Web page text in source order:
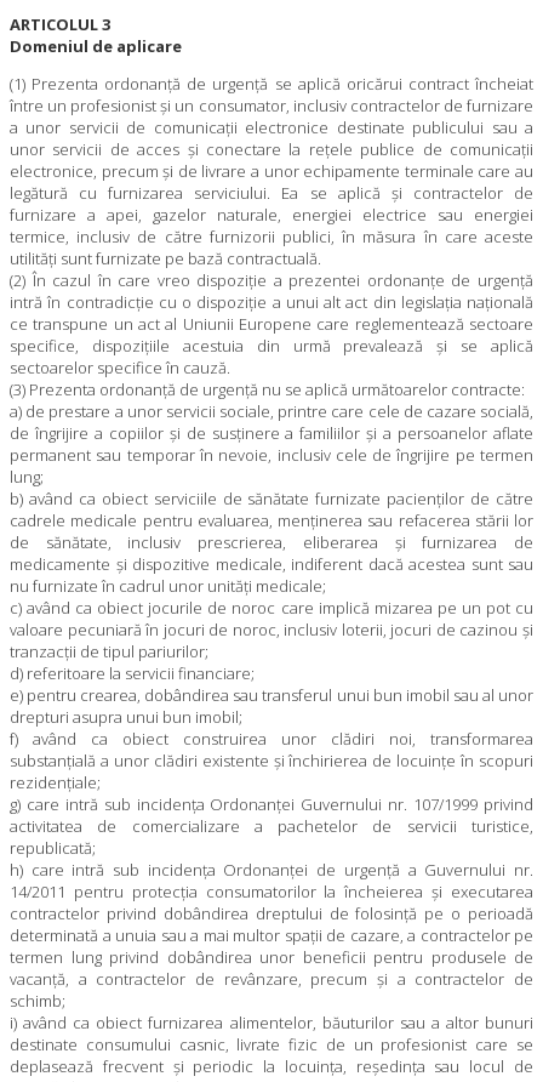
ARTICOLUL 3
Domeniul de aplicare
(1) Prezenta ordonanţă de urgenţă se aplică oricărui contract încheiat
între un profesionist şi un consumator, inclusiv contractelor de furnizare
a unor servicii de comunicaţii electronice destinate publicului sau a
unor servicii de acces şi conectare la reţele publice de comunicaţii
electronice, precum şi de livrare a unor echipamente terminale care au
legătură cu furnizarea serviciului. Ea se aplică şi contractelor de
furnizare a apei, gazelor naturale, energiei electrice sau energiei
termice, inclusiv de către furnizorii publici, în măsura în care aceste
utilităţi sunt furnizate pe bază contractuală.
(2) În cazul în care vreo dispoziţie a prezentei ordonanţe de urgenţă
intră în contradicţie cu o dispoziţie a unui alt act din legislaţia naţională
ce transpune un act al Uniunii Europene care reglementează sectoare
specifice, dispoziţiile acestuia din urmă prevalează şi se aplică
sectoarelor specifice în cauză.
(3) Prezenta ordonanţă de urgenţă nu se aplică următoarelor contracte:
a) de prestare a unor servicii sociale, printre care cele de cazare socială,
de îngrijire a copiilor şi de susţinere a familiilor şi a persoanelor aflate
permanent sau temporar în nevoie, inclusiv cele de îngrijire pe termen
lung;
b) având ca obiect serviciile de sănătate furnizate pacienţilor de către
cadrele medicale pentru evaluarea, menţinerea sau refacerea stării lor
de sănătate, inclusiv prescrierea, eliberarea şi furnizarea de
medicamente şi dispozitive medicale, indiferent dacă acestea sunt sau
nu furnizate în cadrul unor unităţi medicale;
c) având ca obiect jocurile de noroc care implică mizarea pe un pot cu
valoare pecuniară în jocuri de noroc, inclusiv loterii, jocuri de cazinou şi
tranzacţii de tipul pariurilor;
d) referitoare la servicii financiare;
e) pentru crearea, dobândirea sau transferul unui bun imobil sau al unor
drepturi asupra unui bun imobil;
f) având ca obiect construirea unor clădiri noi, transformarea
substanţială a unor clădiri existente şi închirierea de locuinţe în scopuri
rezidenţiale;
g) care intră sub incidenţa Ordonanţei Guvernului nr. 107/1999 privind
activitatea de comercializare a pachetelor de servicii turistice,
republicată;
h) care intră sub incidenţa Ordonanţei de urgenţă a Guvernului nr.
14/2011 pentru protecţia consumatorilor la încheierea şi executarea
contractelor privind dobândirea dreptului de folosinţă pe o perioadă
determinată a unuia sau a mai multor spaţii de cazare, a contractelor pe
termen lung privind dobândirea unor beneficii pentru produsele de
vacanţă, a contractelor de revânzare, precum şi a contractelor de
schimb;
i) având ca obiect furnizarea alimentelor, băuturilor sau a altor bunuri
destinate consumului casnic, livrate fizic de un profesionist care se
deplasează frecvent şi periodic la locuinţa, reşedinţa sau locul de